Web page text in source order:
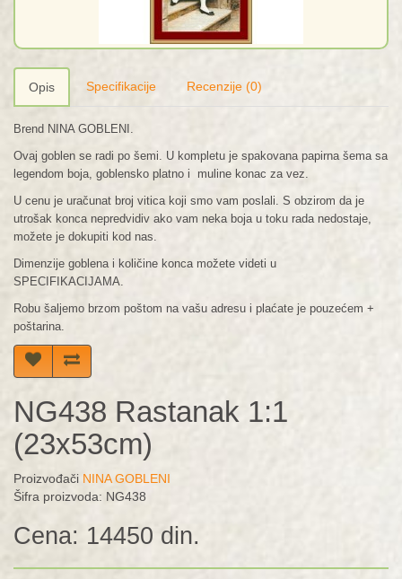
Opis Specifikacije Recenzije (0)
Brend NINA GOBLENI.
Ovaj goblen se radi po šemi. U kompletu je spakovana papirna šema sa
legendom boja, goblensko platno i muline konac za vez.
U cenu je uračunat broj vitica koji smo vam poslali. S obzirom da je
utrošak konca nepredvidiv ako vam neka boja u toku rada nedostaje,
možete je dokupiti kod nas.
Dimenzije goblena i količine konca možete videti u
SPECIFIKACIJAMA.
Robu šaljemo brzom poštom na vašu adresu i plaćate je pouzećem +
poštarina.
NG438 Rastanak 1:1
(23x53cm)
Proizvođači NINA GOBLENI
Šifra proizvoda: NG438
Cena: 14450 din.